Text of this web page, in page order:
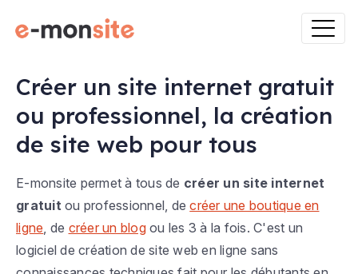
Créer un site internet gratuit
ou professionnel, la création
de site web pour tous
E-monsite permet à tous de créer un site internet
gratuit ou professionnel, decréer une boutique en
ligne , de créer un blogou les 3 à la fois. C'est un
logiciel de création de site web en ligne sans